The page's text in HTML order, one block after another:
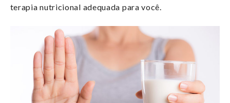
terapia nutricional adequada para você.